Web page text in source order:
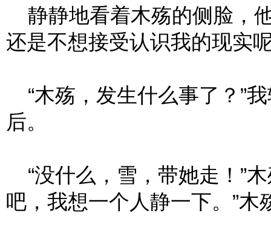
静静地看着木殇的侧脸，
还是不想接受认识我的现实
“木殇，发生什么事了？”
后。
“没什么，雪，带她走！”
吧，我想一个人静一下。”